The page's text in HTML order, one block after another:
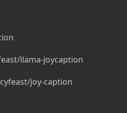
llama-joycaption
joy-caption